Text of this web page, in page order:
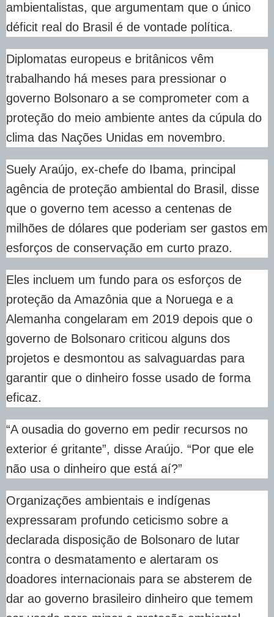
ambientalistas, que argumentam que o único
déficit real do Brasil é de vontade política.
Diplomatas europeus e britânicos vêm
trabalhando há meses para pressionar o
governo Bolsonaro a se comprometer com a
proteção do meio ambiente antes da cúpula do
clima das Nações Unidas em novembro.
Suely Araújo, ex-chefe do Ibama, principal
agência de proteção ambiental do Brasil, disse
que o governo tem acesso a centenas de
milhões de dólares que poderiam ser gastos em
esforços de conservação em curto prazo.
Eles incluem um fundo para os esforços de
proteção da Amazônia que a Noruega e a
Alemanha congelaram em 2019 depois que o
governo de Bolsonaro criticou alguns dos
projetos e desmontou as salvaguardas para
garantir que o dinheiro fosse usado de forma
eficaz.
“A ousadia do governo em pedir recursos no
exterior é gritante”, disse Araújo. “Por que ele
não usa o dinheiro que está aí?”
Organizações ambientais e indígenas
expressaram profundo ceticismo sobre a
declarada disposição de Bolsonaro de lutar
contra o desmatamento e alertaram os
doadores internacionais para se absterem de
dar ao governo brasileiro dinheiro que temem